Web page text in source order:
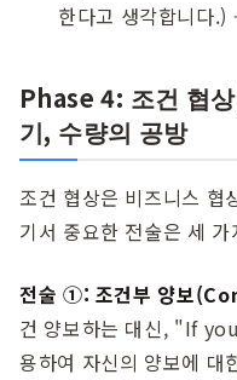
한다고 생각합니다.)
Phase 4: 조건 협
기, 수량의 공방
조건 협상은 비즈니스 협
기서 중요한 전술은 세
전술 ①: 조건부 양보
건 양보하는 대신, "If
용하여 자신의 양보에 대